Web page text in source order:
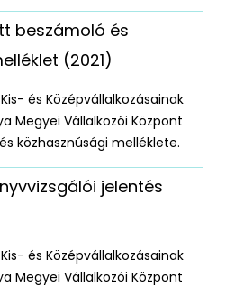
beszámoló és
(2021)
és Középvállalkozásainak
Megyei Vállalkozói Központ
közhasznúsági melléklete.
jelentés
és Középvállalkozásainak
Megyei Vállalkozói Központ